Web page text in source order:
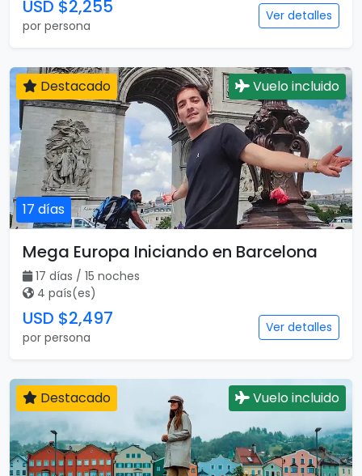
USD $2,255
por persona
Ver detalles
17 días
Destacado Vuelo incluido
Mega Europa Iniciando en Barcelona
17 días / 15 noches
4 país(es)
USD $2,497
por persona
Ver detalles
Destacado Vuelo incluido